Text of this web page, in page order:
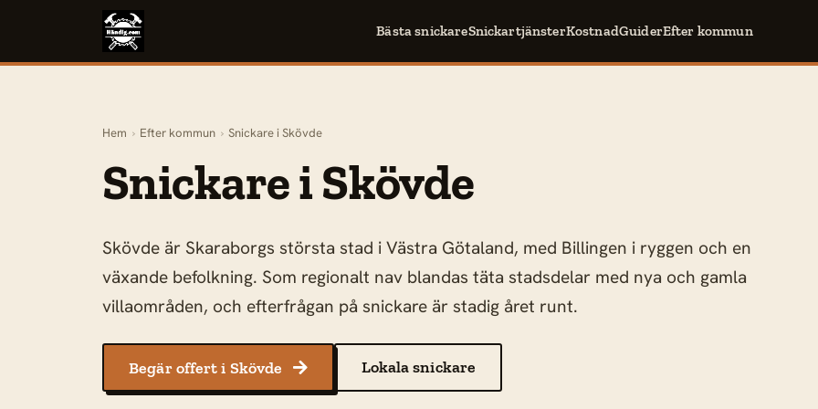
Bästa snickareSnickartjänsterKostnadGuiderEfter kommun
Hem › Efter kommun › Snickare i Skövde
Snickare i Skövde
Skövde är Skaraborgs största stad i Västra Götaland, med Billingen i ryggen och en
växande befolkning. Som regionalt nav blandas täta stadsdelar med nya och gamla
villaområden, och efterfrågan på snickare är stadig året runt.
Begär offert i Skövde  Lokala snickare